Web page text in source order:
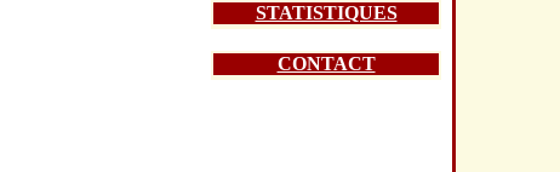
STATISTIQUES
CONTACT